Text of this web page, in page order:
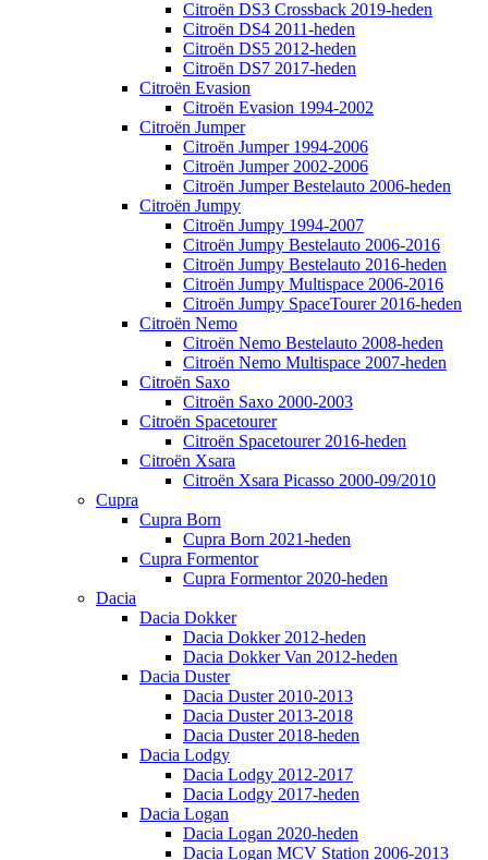
Citroën DS3 Crossback 2019-heden
Citroën DS4 2011-heden
Citroën DS5 2012-heden
Citroën DS7 2017-heden
Citroën Evasion
Citroën Evasion 1994-2002
Citroën Jumper
Citroën Jumper 1994-2006
Citroën Jumper 2002-2006
Citroën Jumper Bestelauto 2006-heden
Citroën Jumpy
Citroën Jumpy 1994-2007
Citroën Jumpy Bestelauto 2006-2016
Citroën Jumpy Bestelauto 2016-heden
Citroën Jumpy Multispace 2006-2016
Citroën Jumpy SpaceTourer 2016-heden
Citroën Nemo
Citroën Nemo Bestelauto 2008-heden
Citroën Nemo Multispace 2007-heden
Citroën Saxo
Citroën Saxo 2000-2003
Citroën Spacetourer
Citroën Spacetourer 2016-heden
Citroën Xsara
Citroën Xsara Picasso 2000-09/2010
Cupra
Cupra Born
Cupra Born 2021-heden
Cupra Formentor
Cupra Formentor 2020-heden
Dacia
Dacia Dokker
Dacia Dokker 2012-heden
Dacia Dokker Van 2012-heden
Dacia Duster
Dacia Duster 2010-2013
Dacia Duster 2013-2018
Dacia Duster 2018-heden
Dacia Lodgy
Dacia Lodgy 2012-2017
Dacia Lodgy 2017-heden
Dacia Logan
Dacia Logan 2020-heden
Dacia Logan MCV Station 2006-2013